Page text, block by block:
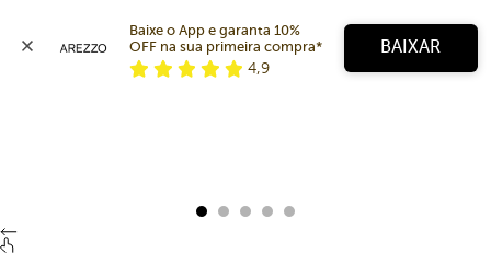
Baixe o App e garanta 10%
OFF na sua primeira compra*
4,9
BAIXAR